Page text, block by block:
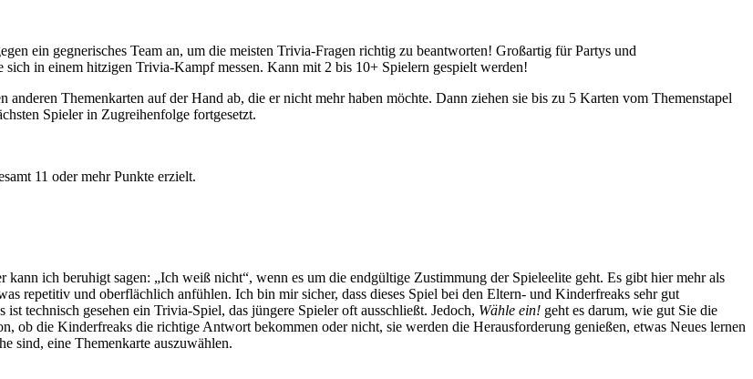
ein gegnerisches Team an, um die meisten Trivia-Fragen richtig zu beantworten! Großartig für Partys und
in einem hitzigen Trivia-Kampf messen. Kann mit 2 bis 10+ Spielern gespielt werden!
Themenkarten auf der Hand ab, die er nicht mehr haben möchte. Dann ziehen sie bis zu 5 Karten vom Themenstapel
Spieler in Zugreihenfolge fortgesetzt.
11 oder mehr Punkte erzielt.
ich beruhigt sagen: „Ich weiß nicht“, wenn es um die endgültige Zustimmung der Spieleelite geht. Es gibt hier mehr als
repetitiv und oberflächlich anfühlen. Ich bin mir sicher, dass dieses Spiel bei den Eltern- und Kinderfreaks sehr gut
technisch gesehen ein Trivia-Spiel, das jüngere Spieler oft ausschließt. Jedoch, Wähle ein! geht es darum, wie gut Sie die
ob die Kinderfreaks die richtige Antwort bekommen oder nicht, sie werden die Herausforderung genießen, etwas Neues lernen
sind, eine Themenkarte auszuwählen.